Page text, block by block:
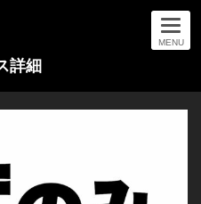
MENU
詳細